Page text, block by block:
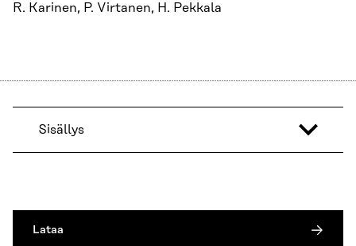
R. Karinen, P. Virtanen, H. Pekkala
Sisällys
Lataa